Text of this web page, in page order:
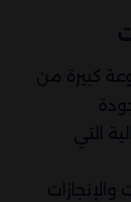
كبيرة من
التي
والإنجازات